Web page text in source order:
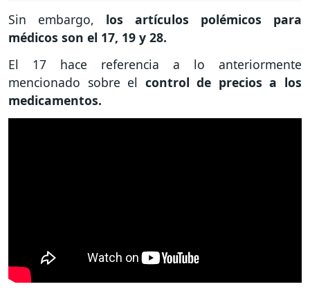
Sin embargo, los artículos polémicos para
médicos son el 17, 19 y 28.
El 17 hace referencia a lo anteriormente
mencionado sobre el control de precios a los
medicamentos.